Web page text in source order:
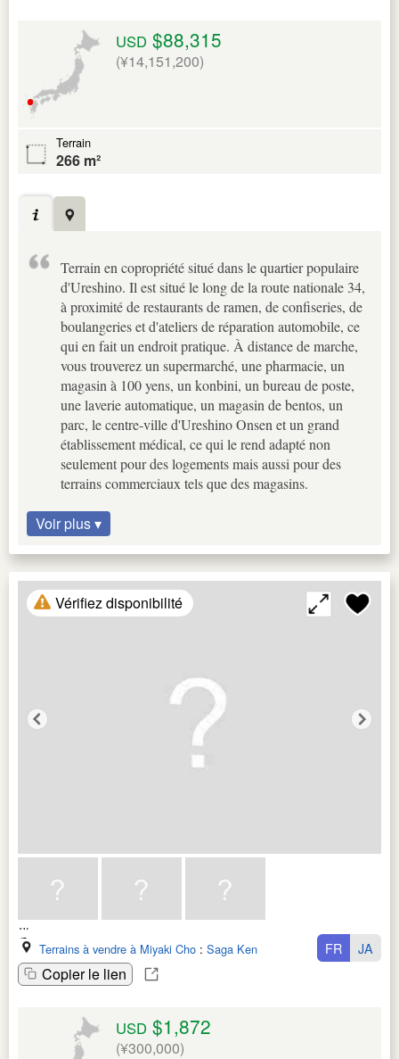
USD $88,315
(¥14,151,200)
Terrain
266 m²
Terrain en copropriété situé dans le quartier populaire
d'Ureshino. Il est situé le long de la route nationale 34,
à proximité de restaurants de ramen, de confiseries, de
boulangeries et d'ateliers de réparation automobile, ce
qui en fait un endroit pratique. À distance de marche,
vous trouverez un supermarché, une pharmacie, un
magasin à 100 yens, un konbini, un bureau de poste,
une laverie automatique, un magasin de bentos, un
parc, le centre-ville d'Ureshino Onsen et un grand
établissement médical, ce qui le rend adapté non
seulement pour des logements mais aussi pour des
terrains commerciaux tels que des magasins.
Voir plus ▾
Vérifiez disponibilité
Terrains à vendre à Miyaki Cho : Saga Ken
Copier le lien
FR JA
USD $1,872
(¥300,000)